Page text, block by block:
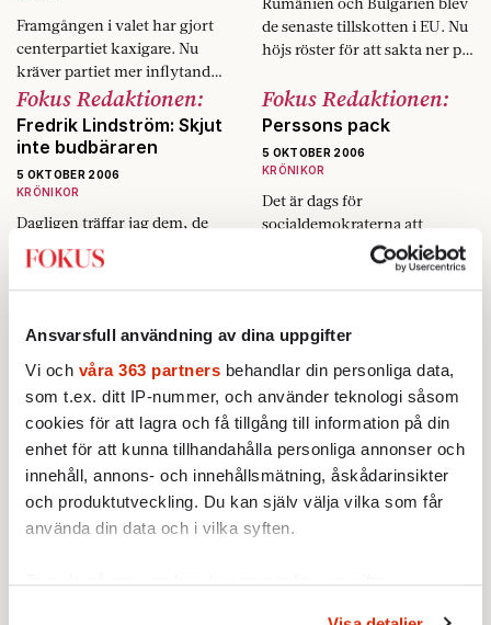
Ansvarsfull användning av dina uppgifter
Vi och våra 363 partners behandlar din personliga data,
som t.ex. ditt IP-nummer, och använder teknologi såsom
cookies för att lagra och få tillgång till information på din
enhet för att kunna tillhandahålla personliga annonser och
innehåll, annons- och innehållsmätning, åskådarinsikter
och produktutveckling. Du kan själv välja vilka som får
använda din data och i vilka syften.
Ta reda på mer om hur dina personliga uppgifter
Framgången i valet har gjort
centerpartiet kaxigare. Nu
kräver partiet mer inflytande i
alliansen.
de senaste tillskotten i EU. Nu
höjs röster för att sakta ner på
Fokus Redaktionen:
Fredrik Lindström: Skjut
inte budbäraren
5 OKTOBER 2006
KRÖNIKOR
Dagligen träffar jag dem, de
som oroar sig för språkets
utveckling. Det blir sämre,
slarvigare, fattigare … ni kan
förneka att…
Fokus Redaktionen:
Perssons pack
5 OKTOBER 2006
KRÖNIKOR
Det är dags för
socialdemokraterna att
komma in i matchen om de
ska ha någon chans i valet
2006.
Nobelpriset 2006:
5 OKTOBER 2006
Årets fysikpristagare tar oss
tillbaka till universums födelse
– Big Bang.
Suzanne Reuter: »Jag
modersgestalten«
5 OKTOBER 2006
INTERVJU
Mina bilder av Suzanne Reuter
är många. Men främst känner
jag henne som mamma av
olika kalibrer –
karriärsmorsan i »Cleo«,
Ebba och Didriks mamma,…
Lista alla våra nummer